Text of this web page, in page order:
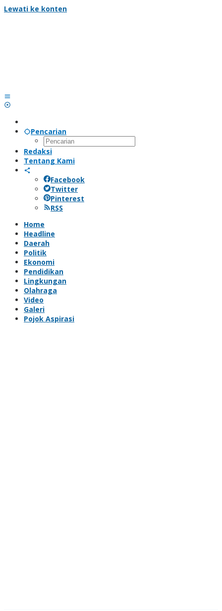
Lewati ke konten
Pencarian
Redaksi
Tentang Kami
Facebook
Twitter
Pinterest
RSS
Home
Headline
Daerah
Politik
Ekonomi
Pendidikan
Lingkungan
Olahraga
Video
Galeri
Pojok Aspirasi